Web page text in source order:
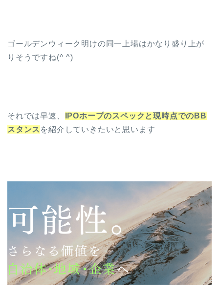
ゴールデンウィーク明けの同一上場はかなり盛り上が
りそうですね(^ ^)
それでは早速、
IPOホープのスペックと現時点でのBB
スタンス を紹介していきたいと思います